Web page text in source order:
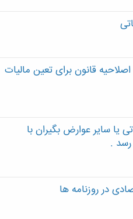
تدوین آیین نامه ماده ۹۵ اصلاحیه قانون برای تعین مالیات
یا سایر عوارض بگیران با
.
در روزنامه ها